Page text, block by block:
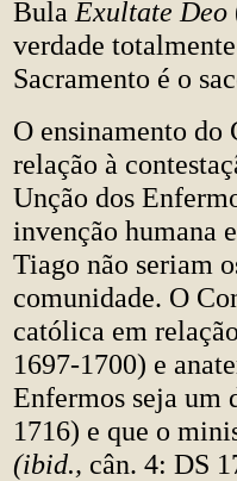
Bula Exultate Deo
verdade
Sacramento é o
O ensinamento
relação à
Unção dos
invenção humana
Tiago não seriam
comunidade. O
católica em
1697-1700) e
Enfermos seja um
1716) e que o
(ibid., cân. 4: DS